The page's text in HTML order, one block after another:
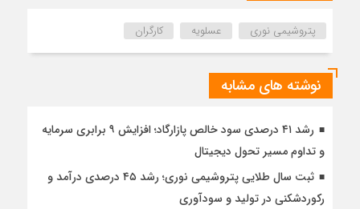
پتروشیمی نوری عسلویه کارگران
نوشته های مشابه
رشد ۴۱ درصدی سود خالص پازارگاد؛ افزایش ۹ برابری سرمایه
و تداوم مسیر تحول دیجیتال
ثبت سال طلایی پتروشیمی نوری؛ رشد ۴۵ درصدی درآمد و
رکوردشکنی در تولید و سودآوری